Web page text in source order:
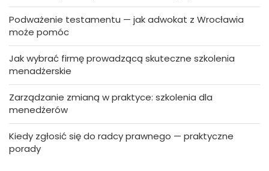
Podważenie testamentu — jak adwokat z Wrocławia
może pomóc
Jak wybrać firmę prowadzącą skuteczne szkolenia
menadżerskie
Zarządzanie zmianą w praktyce: szkolenia dla
menedżerów
Kiedy zgłosić się do radcy prawnego — praktyczne
porady